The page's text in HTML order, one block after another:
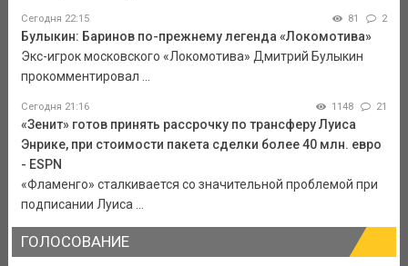
Сегодня 22:15 81 2
Булыкин: Баринов по-прежнему легенда «Локомотива»
Экс-игрок московского «Локомотива» Дмитрий Булыкин
прокомментировал ...
Сегодня 21:16 1148 21
«Зенит» готов принять рассрочку по трансферу Луиса
Энрике, при стоимости пакета сделки более 40 млн. евро
- ESPN
«Фламенго» сталкивается со значительной проблемой при
подписании Луиса ...
ГОЛОСОВАНИЕ